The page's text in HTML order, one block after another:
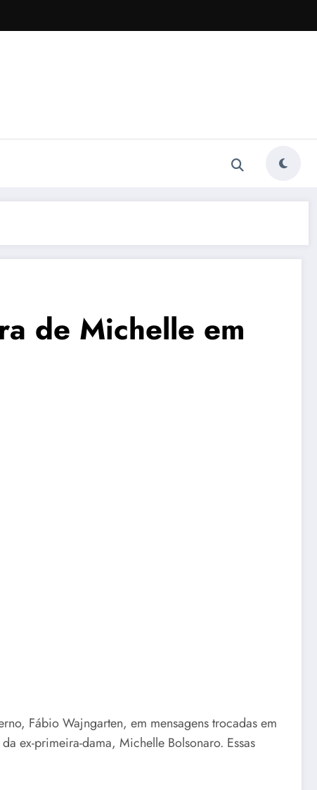
de Michelle em
Fábio Wajngarten, em mensagens trocadas em
ex-primeira-dama, Michelle Bolsonaro. Essas